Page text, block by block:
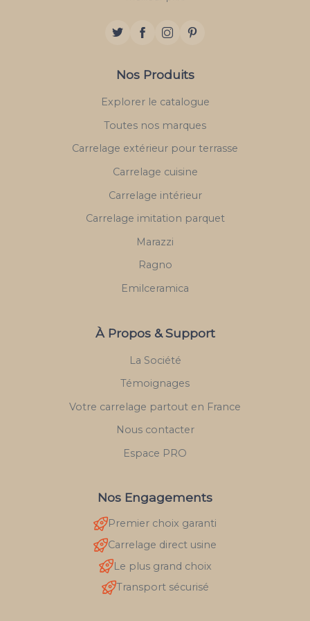
Nos Produits
Explorer le catalogue
Toutes nos marques
Carrelage extérieur pour terrasse
Carrelage cuisine
Carrelage intérieur
Carrelage imitation parquet
Marazzi
Ragno
Emilceramica
À Propos & Support
La Société
Témoignages
Votre carrelage partout en France
Nous contacter
Espace PRO
Nos Engagements
Premier choix garanti
Carrelage direct usine
Le plus grand choix
Transport sécurisé